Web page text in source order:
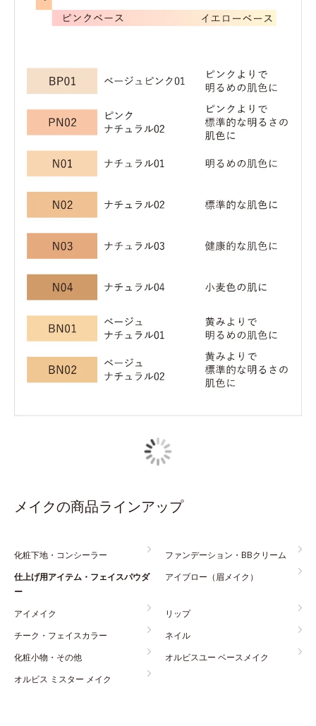
メイクの商品ラインアップ
化粧下地・コンシーラー
ファンデーション・BBクリーム
仕上げ用アイテム・フェイスパウダ
ー
アイブロー（眉メイク）
アイメイク
リップ
チーク・フェイスカラー
ネイル
化粧小物・その他
オルビスユー ベースメイク
オルビス ミスター メイク